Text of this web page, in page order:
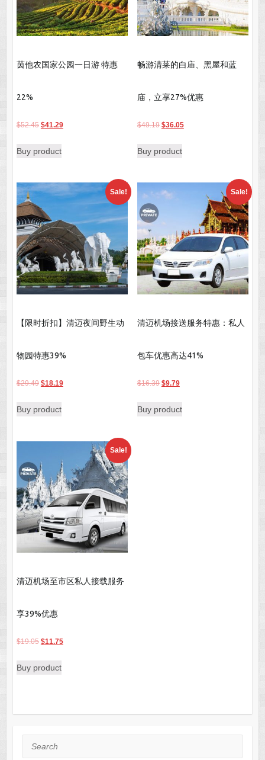
茵他农国家公园一日游 特惠
22%
$52.45 Original
was:
$41.29Current
Buy product
畅游清莱的白庙、黑屋和蓝
庙，立享27%优惠
$49.19 Original
was:
$36.05Current
Buy product
Sale!
【限时折扣】清迈夜间野生动
物园特惠39%
$29.49 Original
was:
$18.19Current
Buy product
Sale!
清迈机场接送服务特惠：私人
包车优惠高达41%
$16.39 Original
was:
$9.79Current
is:
Buy product
Sale!
清迈机场至市区私人接载服务
享39%优惠
$19.05 Original
was:
$11.75Current
Buy product
Search